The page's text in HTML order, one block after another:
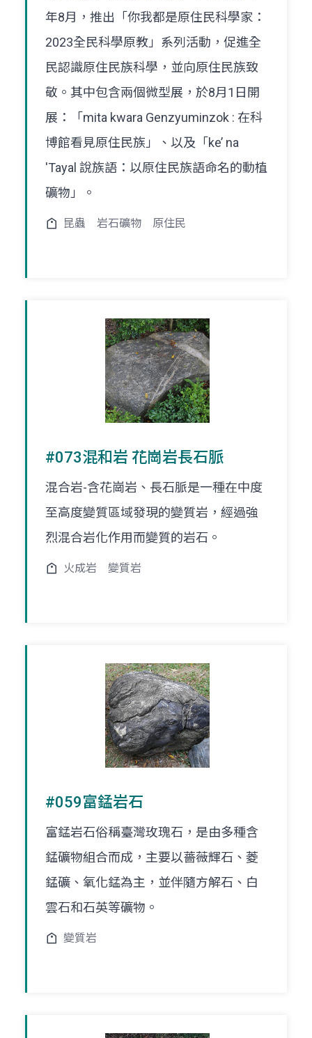
年8月，推出「你我都是原住民科學家：
2023全民科學原教」系列活動，促進全
民認識原住民族科學，並向原住民族致
敬。其中包含兩個微型展，於8月1日開
展：「mita kwara Genzyuminzok : 在科
博館看見原住民族」、以及「ke’ na
'Tayal 說族語：以原住民族語命名的動植
礦物」。
昆蟲 岩石礦物 原住民
#073混和岩 花崗岩長石脈
混合岩-含花崗岩、長石脈是一種在中度
至高度變質區域發現的變質岩，經過強
烈混合岩化作用而變質的岩石。
火成岩 變質岩
#059富錳岩石
富錳岩石俗稱臺灣玫瑰石，是由多種含
錳礦物組合而成，主要以薔薇輝石、菱
錳礦、氧化錳為主，並伴隨方解石、白
雲石和石英等礦物。
變質岩